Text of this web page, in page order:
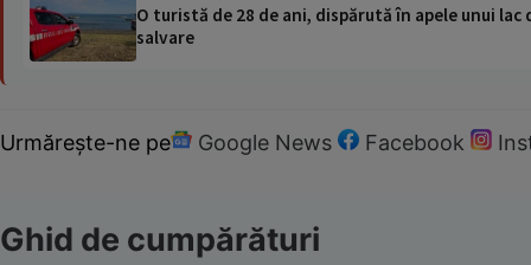
O turistă de 28 de ani, dispărută în apele unui
salvare
Urmărește-ne pe Google News Facebook
Ghid de cumpărături